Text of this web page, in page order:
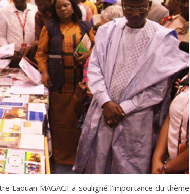
Laouan MAGAGI a souligné l’importance du thème